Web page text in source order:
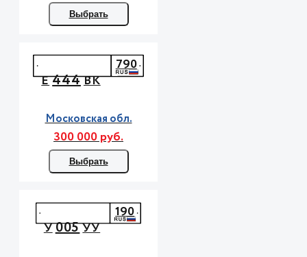
Выбрать
Е444ВК
790
Московская обл.
300 000 руб.
Выбрать
У005УУ
190